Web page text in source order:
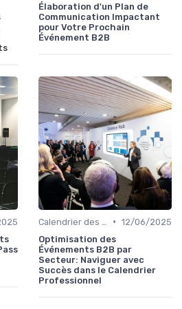
Élaboration d'un Plan de
Communication Impactant
pour Votre Prochain
Événement B2B
• 12/06/2025
Optimisation des
Événements B2B par
Secteur: Naviguer avec
Succès dans le Calendrier
Professionnel